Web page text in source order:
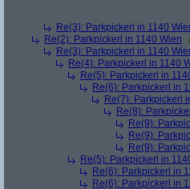
Re(3): Parkpickerl in 1140
Re(2): Parkpickerl in 1140 Wien
Re(3): Parkpickerl in 1140
Re(4): Parkpickerl in 1140
Re(5): Parkpickerl in
Re(6): Parkpickerl in
Re(7): Parkpickerl
Re(8):
Re(9):
Re(9):
Re(9):
Re(5): Parkpickerl in
Re(6): Parkpickerl in
Re(6): Parkpickerl in